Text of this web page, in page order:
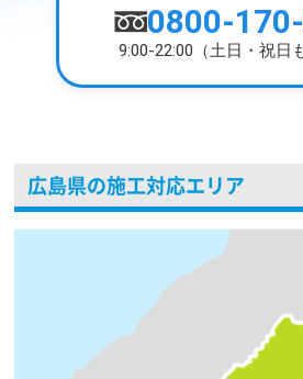
0800-
9:00-22:00（土日・祝日
広島県の施工対応エリア